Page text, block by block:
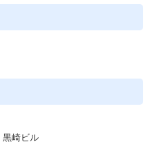
黒崎ビル